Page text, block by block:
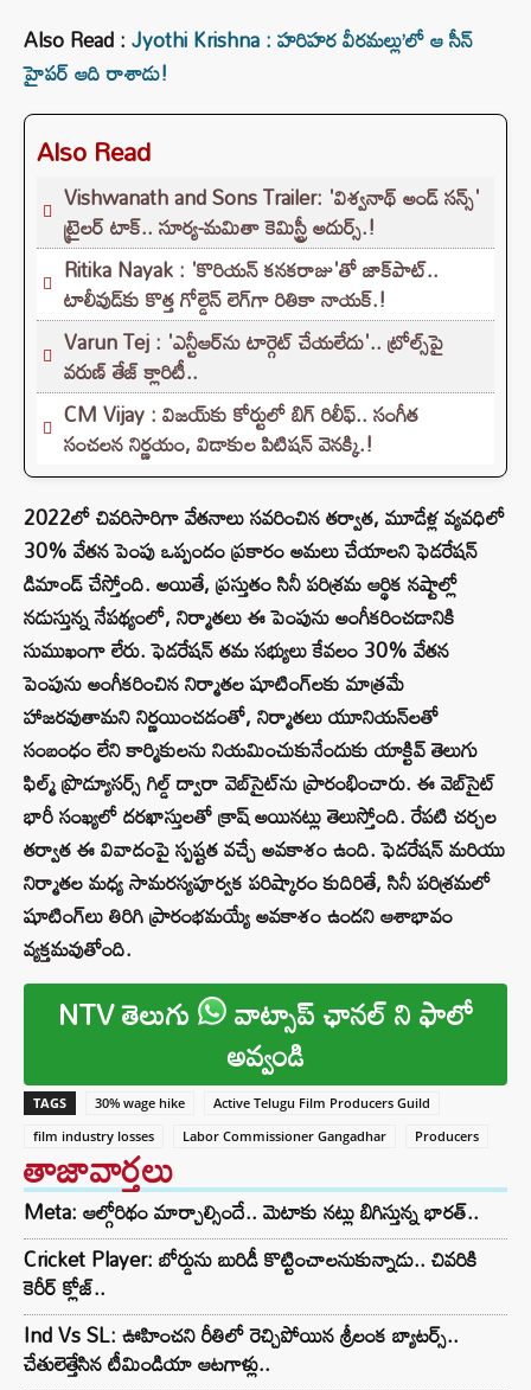
Also Read :Jyothi Krishna : హరిహర వీరమల్లు’లో ఆ సీన్
హైపర్ ఆది రాశాడు!
Also Read
Vishwanath and Sons Trailer: 'విశ్వనాథ్ అండ్ సన్స్'
ట్రైలర్ టాక్.. సూర్య-మమితా కెమిస్ట్రీ అదుర్స్.!
Ritika Nayak : 'కొరియన్ కనకరాజు'తో జాక్‌పాట్..
టాలీవుడ్‌కు కొత్త గోల్డెన్ లెగ్‌గా రితికా నాయక్.!
Varun Tej : 'ఎన్టీఆర్‌ను టార్గెట్ చేయలేదు'.. ట్రోల్స్‌పై
వరుణ్ తేజ్ క్లారిటీ..
CM Vijay : విజయ్‌కు కోర్టులో బిగ్ రిలీఫ్.. సంగీత
సంచలన నిర్ణయం, విడాకుల పిటిషన్ వెనక్కి.!
2022లో చివరిసారిగా వేతనాలు సవరించిన తర్వాత, మూడేళ్ల వ్యవధిలో
30% వేతన పెంపు ఒప్పందం ప్రకారం అమలు చేయాలని ఫెడరేషన్
డిమాండ్ చేస్తోంది. అయితే, ప్రస్తుతం సినీ పరిశ్రమ ఆర్థిక నష్టాల్లో
నడుస్తున్న నేపథ్యంలో, నిర్మాతలు ఈ పెంపును అంగీకరించడానికి
సుముఖంగా లేరు. ఫెడరేషన్ తమ సభ్యులు కేవలం 30% వేతన
పెంపును అంగీకరించిన నిర్మాతల షూటింగ్‌లకు మాత్రమే
హాజరవుతామని నిర్ణయించడంతో, నిర్మాతలు యూనియన్‌లతో
సంబంధం లేని కార్మికులను నియమించుకునేందుకు యాక్టివ్ తెలుగు
ఫిల్మ్ ప్రొడ్యూసర్స్ గిల్డ్ ద్వారా వెబ్‌సైట్‌ను ప్రారంభించారు. ఈ వెబ్‌సైట్
భారీ సంఖ్యలో దరఖాస్తులతో క్రాష్ అయినట్లు తెలుస్తోంది. రేపటి చర్చల
తర్వాత ఈ వివాదంపై స్పష్టత వచ్చే అవకాశం ఉంది. ఫెడరేషన్ మరియు
నిర్మాతల మధ్య సామరస్యపూర్వక పరిష్కారం కుదిరితే, సినీ పరిశ్రమలో
షూటింగ్‌లు తిరిగి ప్రారంభమయ్యే అవకాశం ఉందని ఆశాభావం
వ్యక్తమవుతోంది.
NTV తెలుగు వాట్సాప్ ఛానల్ ని ఫాలో
అవ్వండి
TAGS 30% wage hike
Active Telugu Film Producers Guild
film industry losses
Labor Commissioner Gangadhar Producers
తాజావార్తలు
Meta: ఆల్గోరిథం మార్చాల్సిందే.. మెటాకు నట్లు బిగిస్తున్న భారత్..
Cricket Player: బోర్డును బురిడీ కొట్టించాలనుకున్నాడు.. చివరికి
కెరీర్ క్లోజ్..
Ind Vs SL: ఊహించని రీతిలో రెచ్చిపోయిన శ్రీలంక బ్యాటర్స్..
చేతులెత్తేసిన టీమిండియా ఆటగాళ్లు..